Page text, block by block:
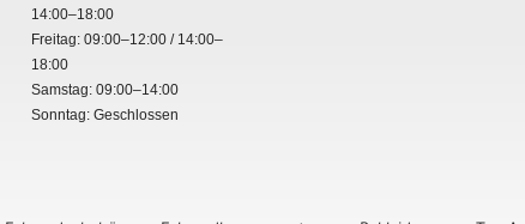
14:00–18:00
Freitag: 09:00–12:00 / 14:00–
18:00
Samstag: 09:00–14:00
Sonntag: Geschlossen